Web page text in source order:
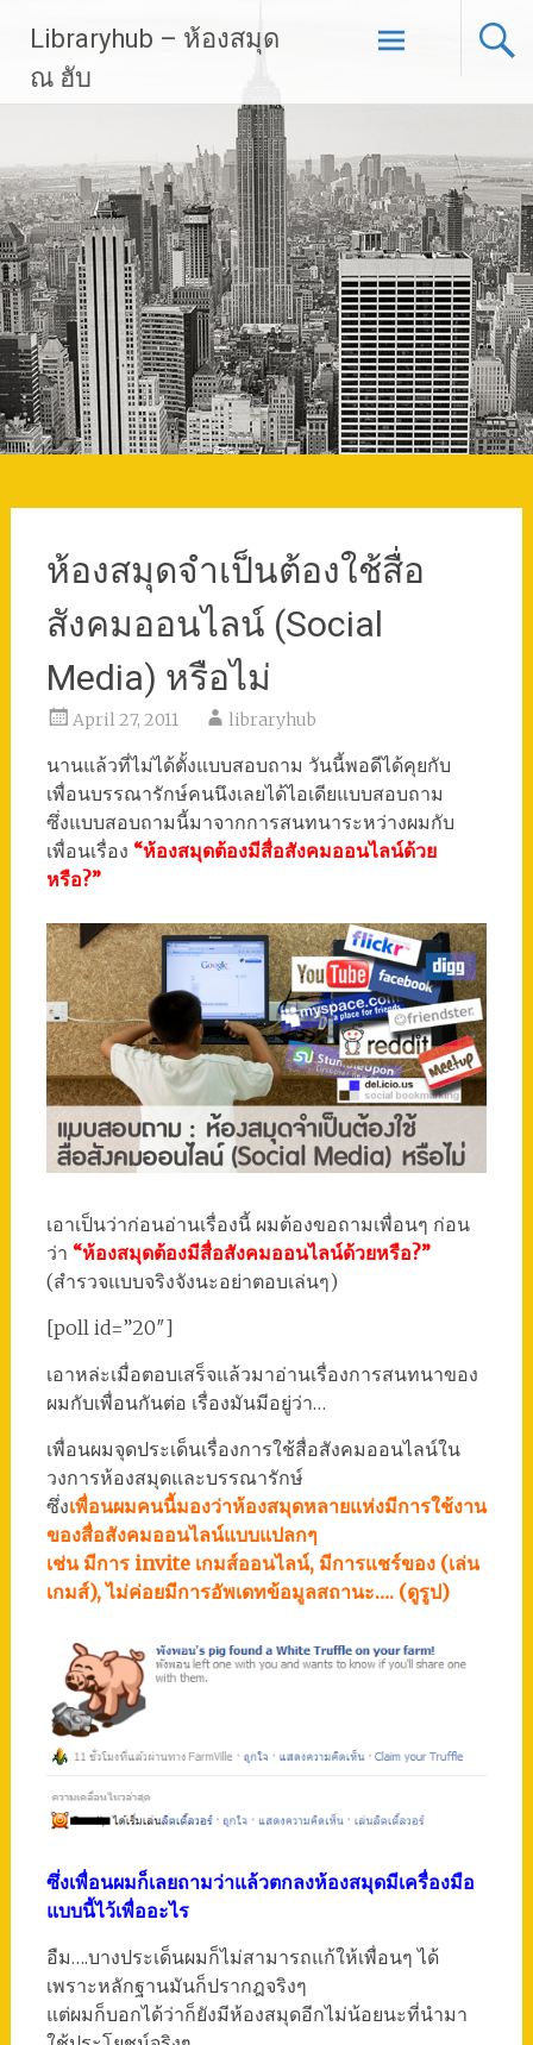
content
Libraryhub – ห้องสมุด
ณ ฮับ
ห้องสมุดจำเป็นต้องใช้สื่อ
สังคมออนไลน์ (Social
Media) หรือไม่
April 27, 2011 libraryhub
นานแล้วที่ไม่ได้ตั้งแบบสอบถาม วันนี้พอดีได้คุยกับ
เพื่อนบรรณารักษ์คนนึงเลยได้ไอเดียแบบสอบถาม
ซึ่งแบบสอบถามนี้มาจากการสนทนาระหว่างผมกับ
เพื่อนเรื่อง “ห้องสมุดต้องมีสื่อสังคมออนไลน์ด้วย
หรือ?”
เอาเป็นว่าก่อนอ่านเรื่องนี้ ผมต้องขอถามเพื่อนๆ ก่อน
ว่า “ห้องสมุดต้องมีสื่อสังคมออนไลน์ด้วยหรือ?”
(สำรวจแบบจริงจังนะอย่าตอบเล่นๆ)
[poll id=”20″]
เอาหล่ะเมื่อตอบเสร็จแล้วมาอ่านเรื่องการสนทนาของ
ผมกับเพื่อนกันต่อ เรื่องมันมีอยู่ว่า…
เพื่อนผมจุดประเด็นเรื่องการใช้สื่อสังคมออนไลน์ใน
วงการห้องสมุดและบรรณารักษ์
ซึ่งเพื่อนผมคนนี้มองว่าห้องสมุดหลายแห่งมีการใช้งาน
ของสื่อสังคมออนไลน์แบบแปลกๆ
เช่น มีการ invite เกมส์ออนไลน์, มีการแชร์ของ (เล่น
เกมส์), ไม่ค่อยมีการอัพเดทข้อมูลสถานะ…. (ดูรูป)
ซึ่งเพื่อนผมก็เลยถามว่าแล้วตกลงห้องสมุดมีเครื่องมือ
แบบนี้ไว้เพื่ออะไร
อืม….บางประเด็นผมก็ไม่สามารถแก้ให้เพื่อนๆ ได้
เพราะหลักฐานมันก็ปรากฎจริงๆ
แต่ผมก็บอกได้ว่าก็ยังมีห้องสมุดอีกไม่น้อยนะที่นำมา